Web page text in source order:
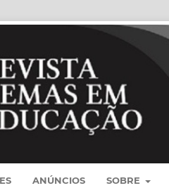
ANÚNCIOS SOBRE